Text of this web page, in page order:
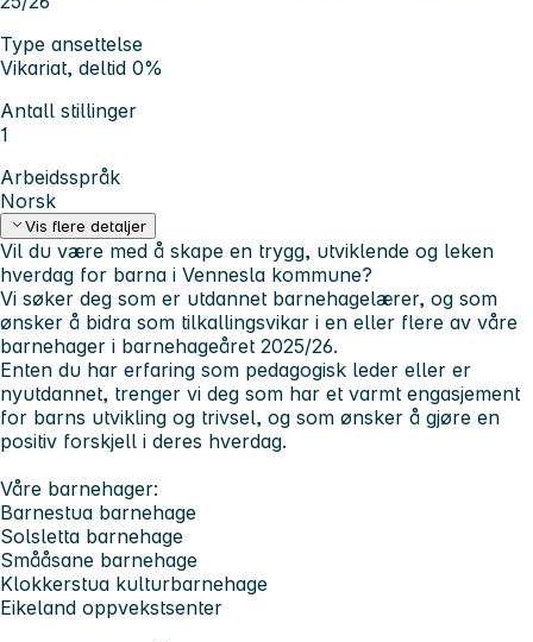
Type ansettelse
Vikariat, deltid 0%
Antall stillinger
1
Arbeidsspråk
Norsk
Vis flere detaljer
Vil du være med å skape en trygg, utviklende og leken
hverdag for barna i Vennesla kommune?
Vi søker deg som er utdannet barnehagelærer, og som
ønsker å bidra som tilkallingsvikar i en eller flere av våre
barnehager i barnehageåret 2025/26.
Enten du har erfaring som pedagogisk leder eller er
nyutdannet, trenger vi deg som har et varmt engasjement
for barns utvikling og trivsel, og som ønsker å gjøre en
positiv forskjell i deres hverdag.
Våre barnehager:
Barnestua barnehage
Solsletta barnehage
Smååsane barnehage
Klokkerstua kulturbarnehage
Eikeland oppvekstsenter